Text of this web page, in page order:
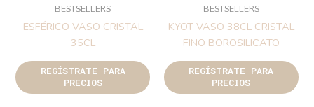
BESTSELLERS
ESFÉRICO VASO CRISTAL
35CL
REGÍSTRATE PARA
PRECIOS
BESTSELLERS
KYOT VASO 38CL CRISTAL
FINO BOROSILICATO
REGÍSTRATE PARA
PRECIOS